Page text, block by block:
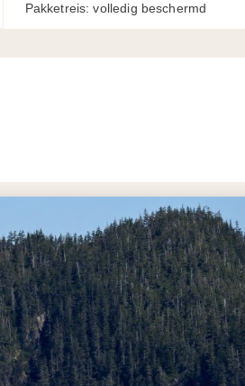
Pakketreis: volledig beschermd